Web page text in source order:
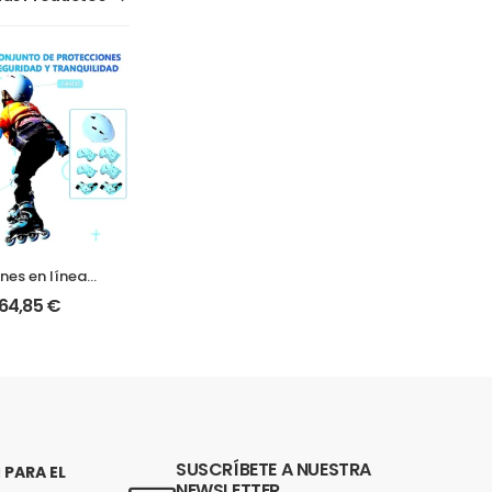
en línea
|
y
64,85€
SUSCRÍBETE A NUESTRA
EL